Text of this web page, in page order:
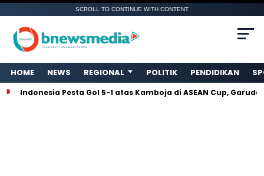
SCROLL TO CONTINUE WITH CONTENT
HOME NEWS REGIONAL POLITIK PENDIDIKAN
Indonesia Pesta Gol 5-1 atas Kamboja di ASEAN Cup,
. Ukuran gambar 480px x 600px